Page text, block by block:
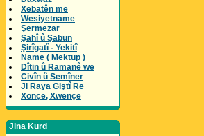
Xebatên me
Wesiyetname
Şermezar
Şahî û Şabun
Şirîgatî - Yekitî
Name ( Mektup )
Dîtin û Ramanê we
Civîn û Semîner
Ji Raya Giştî Re
Xonçe, Xwençe
Jina Kurd